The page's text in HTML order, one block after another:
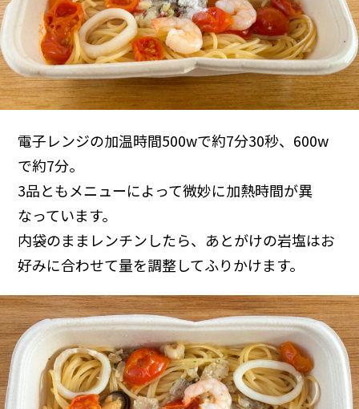
電子レンジの加温時間500wで約7分30秒、600w
で約7分。
3品ともメニューによって微妙に加熱時間が異
なっています。
内袋のままレンチンしたら、あとがけの岩塩はお
好みに合わせて量を調整してふりかけます。